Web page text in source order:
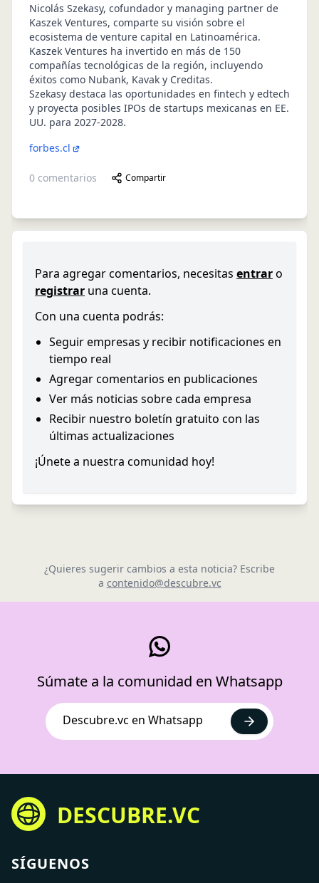
Nicolás Szekasy, cofundador y managing partner de
Kaszek Ventures, comparte su visión sobre el
ecosistema de venture capital en Latinoamérica.
Kaszek Ventures ha invertido en más de 150
compañías tecnológicas de la región, incluyendo
éxitos como Nubank, Kavak y Creditas.
Szekasy destaca las oportunidades en fintech y edtech
y proyecta posibles IPOs de startups mexicanas en EE.
UU. para 2027-2028.
forbes.cl
0 comentarios Compartir
Para agregar comentarios, necesitas entraro
registrar una cuenta.
Con una cuenta podrás:
Seguir empresas y recibir notificaciones en
tiempo real
Agregar comentarios en publicaciones
Ver más noticias sobre cada empresa
Recibir nuestro boletín gratuito con las
últimas actualizaciones
¡Únete a nuestra comunidad hoy!
¿Quieres sugerir cambios a esta noticia? Escribe
a contenido@descubre.vc
Súmate a la comunidad en Whatsapp
Descubre.vc en Whatsapp
DESCUBRE.VC
SÍGUENOS